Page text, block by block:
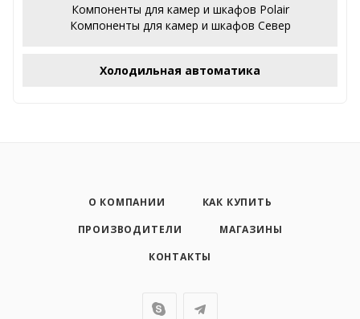
Компоненты для камер и шкафов Polair
Компоненты для камер и шкафов Север
Холодильная автоматика
О КОМПАНИИ
КАК КУПИТЬ
ПРОИЗВОДИТЕЛИ
МАГАЗИНЫ
КОНТАКТЫ